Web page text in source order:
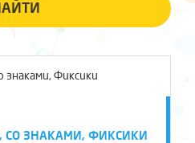
СО ЗНАКАМИ, ФИКСИКИ